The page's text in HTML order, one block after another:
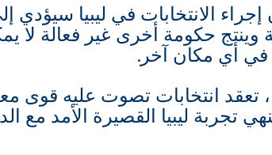
الانتخابات في ليبيا سيؤدي
وينتج حكومة أخرى غير فعالة لا
أي مكان آخر.
تعقد انتخابات تصوت عليه قوى
تجربة ليبيا القصيرة الأمد مع